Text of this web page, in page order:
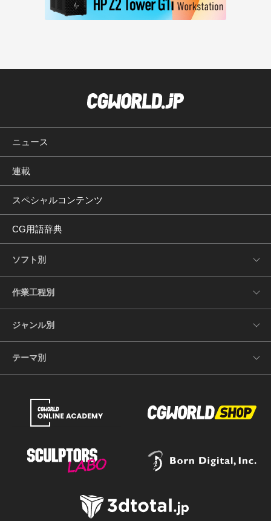
ニュース
連載
スペシャルコンテンツ
CG用語辞典
ソフト別
作業工程別
ジャンル別
テーマ別